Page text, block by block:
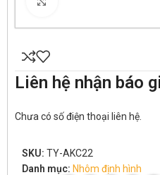
Liên hệ nhận báo
Chưa có số điện thoại liên hệ.
SKU: TY-AKC22
Danh mục: Nhôm định hình